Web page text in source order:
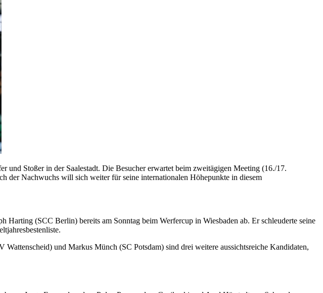
Stoßer in der Saalestadt. Die Besucher erwartet beim zweitägigen Meeting (16./17.
der Nachwuchs will sich weiter für seine internationalen Höhepunkte in diesem
(SCC Berlin) bereits am Sonntag beim Werfercup in Wiesbaden ab. Er schleuderte seine
und Markus Münch (SC Potsdam) sind drei weitere aussichtsreiche Kandidaten,